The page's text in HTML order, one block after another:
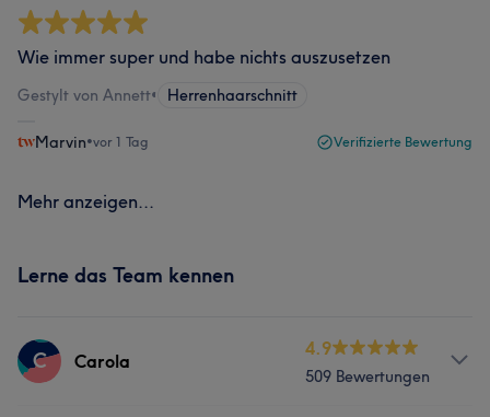
Wie immer super und habe nichts auszusetzen
Gestylt von Annett• Herrenhaarschnitt
Marvin•vor 1 Tag Verifizierte Bewertung
Mehr anzeigen...
Lerne das Team kennen
C Carola
4.9
509 Bewertungen